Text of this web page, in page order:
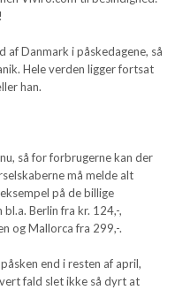
Danmark i påskedagene, så
Hele verden ligger fortsat
han.
så for forbrugerne kan der
må melde alt
på de billige
Berlin fra kr. 124,-,
og Mallorca fra 299,-.
end i resten af april,
fald slet ikke så dyrt at